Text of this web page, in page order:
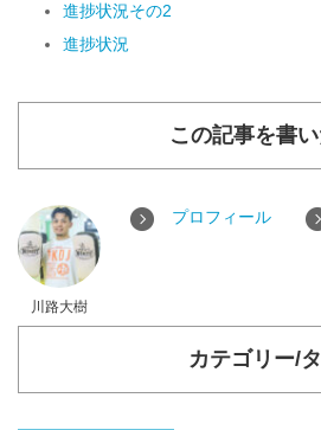
進捗状況その2
進捗状況
この記事を書
川路大樹
プロフィール
カテゴリー/